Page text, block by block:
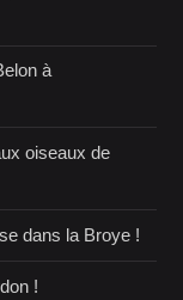
à
oiseaux de
dans la Broye !
!